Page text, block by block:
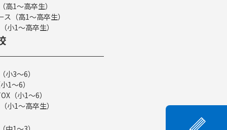
高1～高卒生）
（高1～高卒生）
小1～高卒生）
小3～6）
1～6）
（小1～6）
小1～高卒生）